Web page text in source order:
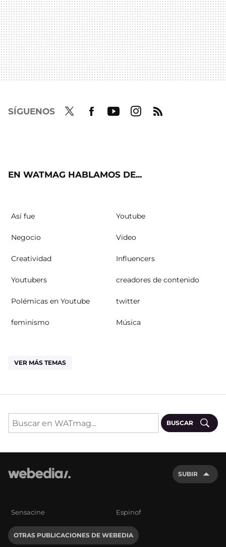
SÍGUENOS
EN WATMAG HABLAMOS DE...
Así fue Youtube
Negocio Video
Creatividad Influencers
Youtubers creadores de contenido
Polémicas en Youtube twitter
feminismo Música
VER MÁS TEMAS
BUSCAR
SUBIR
Sensacine Espinof
OTRAS PUBLICACIONES DE WEBEDIA